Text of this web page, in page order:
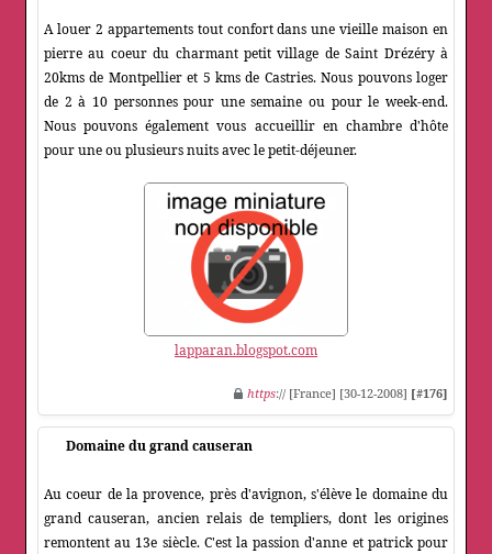
A louer 2 appartements tout confort dans une vieille maison en
pierre au coeur du charmant petit village de Saint Drézéry à
20kms de Montpellier et 5 kms de Castries. Nous pouvons loger
de 2 à 10 personnes pour une semaine ou pour le week-end.
Nous pouvons également vous accueillir en chambre d'hôte
pour une ou plusieurs nuits avec le petit-déjeuner.
lapparan.blogspot.com
https:// [France] [30-12-2008] [#176]
Domaine du grand causeran
Au coeur de la provence, près d'avignon, s'élève le domaine du
grand causeran, ancien relais de templiers, dont les origines
remontent au 13e siècle. C'est la passion d'anne et patrick pour